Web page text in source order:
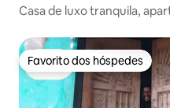
Casa de luxo tranquila,
Favorito dos hóspedes
Favorito dos hóspedes